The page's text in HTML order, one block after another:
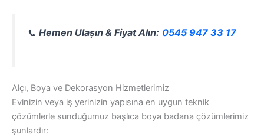
📞 Hemen Ulașın & Fiyat Alın: 0545 947 33 17
Alçı, Boya ve Dekorasyon Hizmetlerimiz
Evinizin veya iş yerinizin yapısına en uygun teknik
çözümlerle sunduğumuz başlıca boya badana çözümlerimiz
şunlardır: